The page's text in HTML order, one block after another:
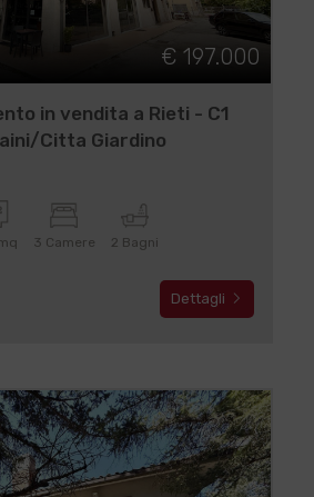
€ 197.000
in vendita a Rieti - C1
Citta Giardino
3 Camere 2 Bagni
Dettagli